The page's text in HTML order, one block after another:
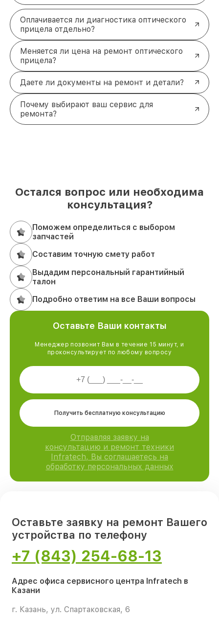
Оплачивается ли диагностика оптического
прицела отдельно?
Меняется ли цена на ремонт оптического
прицела?
Даете ли документы на ремонт и детали?
Почему выбирают ваш сервис для
ремонта?
Остался вопрос или необходима
консультация?
Поможем определиться с выбором
запчастей
Составим точную смету работ
Выдадим персональный гарантийный
талон
Подробно ответим на все Ваши вопросы
Оставьте Ваши контакты
Менеджер позвонит Вам в течение 15 минут, и
проконсультирует по любому вопросу
Получить бесплатную консультацию
Отправляя заявку на
консультацию и ремонт техники
Infratech, Вы соглашаетесь на
обработку персональных данных
Оставьте заявку на ремонт Вашего
устройства по телефону
+7 (843) 254-68-13
Адрес офиса сервисного центра Infratech в
Казани
г. Казань, ул. Спартаковская, 6